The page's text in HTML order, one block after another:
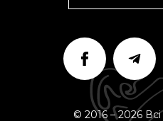
© 2016 – 2026